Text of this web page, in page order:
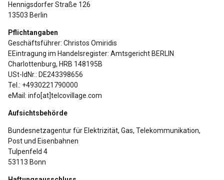
Hennigsdorfer Straße 126
13503 Berlin
Pflichtangaben
Geschäftsführer: Christos Omiridis
EEintragung im Handelsregister: Amtsgericht BERLIN
Charlottenburg, HRB 148195B
USt-IdNr.: DE243398656
Tel.: +4930221790000
eMail: info[at]telcovillage.com
Aufsichtsbehörde
Bundesnetzagentur für Elektrizität, Gas, Telekommunikation,
Post und Eisenbahnen
Tulpenfeld 4
53113 Bonn